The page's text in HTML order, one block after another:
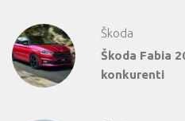
Škoda
Škoda Fabia
konkurenti